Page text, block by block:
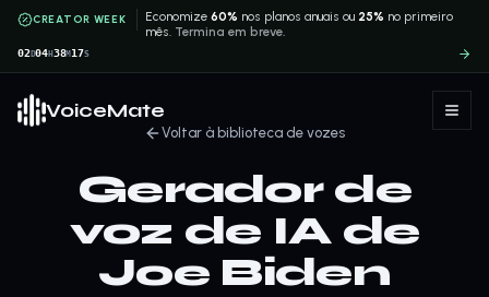
CREATOR WEEK Economize60% nos planos anuais ou 25% no primeiro
mês. Termina em breve.
02D04H 38M 17S
VoiceMate
Voltar à biblioteca de vozes
Gerador de
voz de IA de
Joe Biden